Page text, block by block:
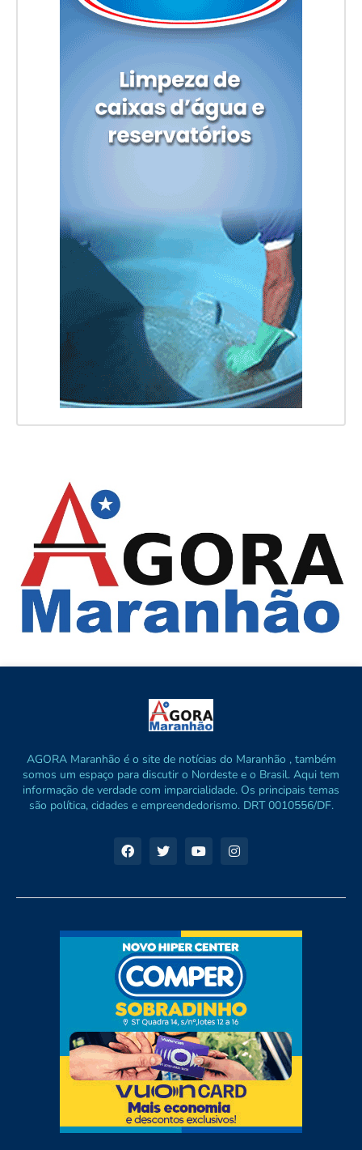
AGORA Maranhão é o site de notícias do Maranhão , também
somos um espaço para discutir o Nordeste e o Brasil. Aqui tem
informação de verdade com imparcialidade. Os principais temas
são política, cidades e empreendedorismo. DRT 0010556/DF.